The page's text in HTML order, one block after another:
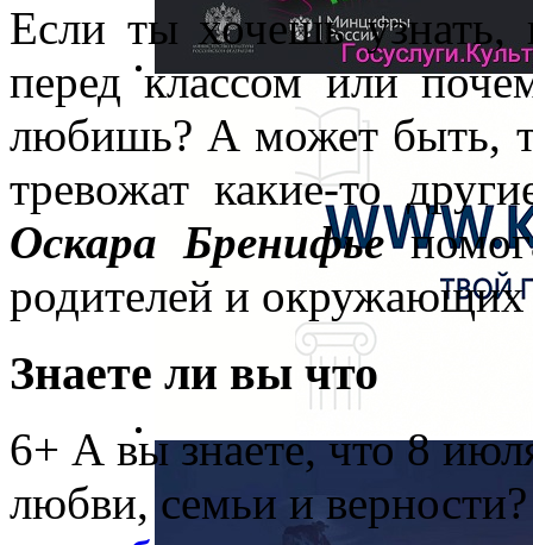
Если ты хочешь узнать,
перед классом или
любишь? А может быть,
тревожат какие-то
Оскара Бренифье
родителей и
Знаете ли вы что
6+ А вы знаете, что 8
любви, семьи и верности?